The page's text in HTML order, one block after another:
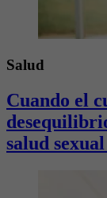
Salud
Cuando el
salud